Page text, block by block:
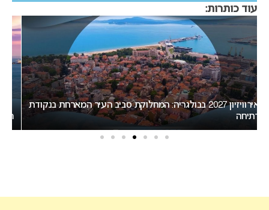
עוד כותרות:
המירוץ לאירוויזיון 2027: בורגס בדרך לחטוף לסופיה את האירוח